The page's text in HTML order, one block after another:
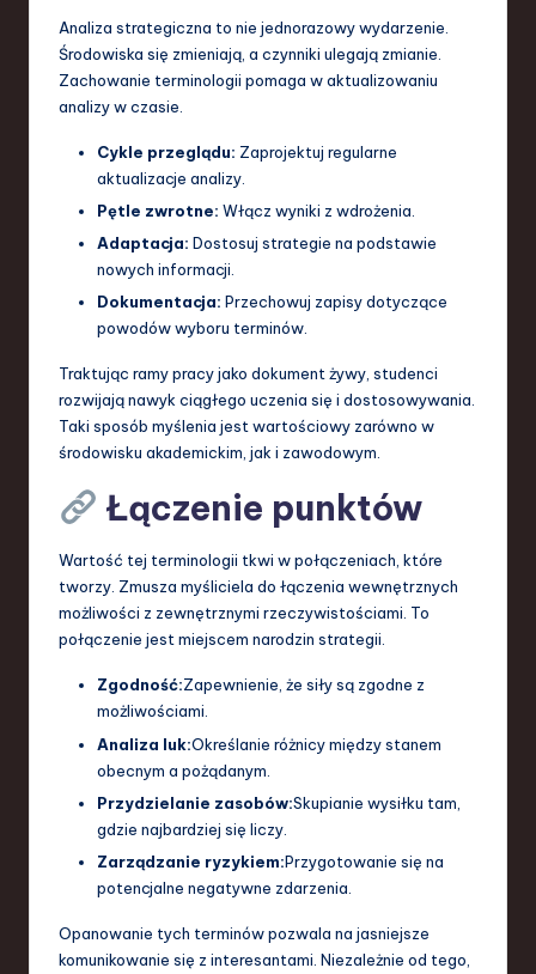
Analiza strategiczna to nie jednorazowy wydarzenie.
Środowiska się zmieniają, a czynniki ulegają zmianie.
Zachowanie terminologii pomaga w aktualizowaniu
analizy w czasie.
Cykle przeglądu: Zaprojektuj regularne
aktualizacje analizy.
Pętle zwrotne: Włącz wyniki z wdrożenia.
Adaptacja: Dostosuj strategie na podstawie
nowych informacji.
Dokumentacja: Przechowuj zapisy dotyczące
powodów wyboru terminów.
Traktując ramy pracy jako dokument żywy, studenci
rozwijają nawyk ciągłego uczenia się i dostosowywania.
Taki sposób myślenia jest wartościowy zarówno w
środowisku akademickim, jak i zawodowym.
Łączenie punktów
Wartość tej terminologii tkwi w połączeniach, które
tworzy. Zmusza myśliciela do łączenia wewnętrznych
możliwości z zewnętrznymi rzeczywistościami. To
połączenie jest miejscem narodzin strategii.
Zgodność:Zapewnienie, że siły są zgodne z
możliwościami.
Analiza luk:Określanie różnicy między stanem
obecnym a pożądanym.
Przydzielanie zasobów:Skupianie wysiłku tam,
gdzie najbardziej się liczy.
Zarządzanie ryzykiem:Przygotowanie się na
potencjalne negatywne zdarzenia.
Opanowanie tych terminów pozwala na jasniejsze
komunikowanie się z interesantami. Niezależnie od tego,